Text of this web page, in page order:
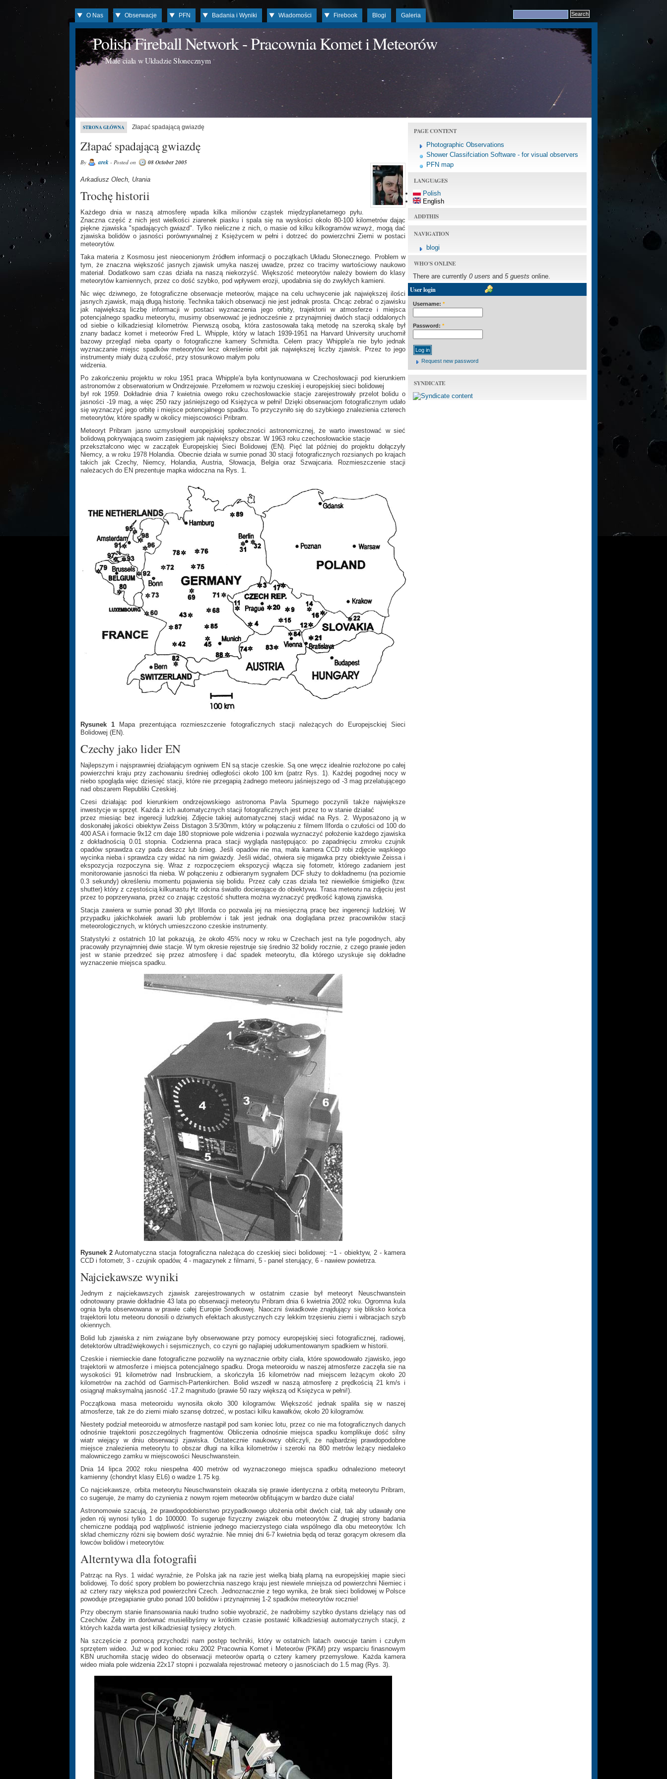
O Nas Obserwacje PFN Badania i Wyniki Wiadomości Firebook Blogi Galeria
Polish Fireball Network - Pracownia Komet i Meteorów
Małe ciała w Układzie Słonecznym
STRONA GŁÓWNA Złapać spadającą gwiazdę
Złapać spadającą gwiazdę
By arek - Posted on 08 October 2005
Arkadiusz Olech, Urania
Trochę historii
Każdego dnia w naszą atmosferę wpada kilka milionów cząstek międzyplanetarnego pyłu.
Znaczna część z nich jest wielkości ziarenek piasku i spala się na wyskości okolo 80-100 kilometrów dając
piękne zjawiska "spadających gwiazd". Tylko nieliczne z nich, o masie od kilku kilkogramów wzwyż, mogą dać
zjawiska bolidów o jasności porównywnalnej z Księżycem w pełni i dotrzeć do powierzchni Ziemi w postaci
meteorytów.
Taka materia z Kosmosu jest nieocenionym źródłem informacji o początkach Układu Słonecznego. Problem w
tym, że znaczna większość jasnych zjawisk umyka naszej uwadze, przez co tracimy wartościowy naukowo
materiał. Dodatkowo sam czas działa na naszą niekorzyść. Większość meteorytów należy bowiem do klasy
meteorytów kamiennych, przez co dość szybko, pod wpływem erozji, upodabnia się do zwykłych kamieni.
Nic więc dziwnego, że fotograficzne obserwacje meteorów, mające na celu uchwycenie jak największej ilości
jasnych zjawisk, mają długą historię. Technika takich obserwacji nie jest jednak prosta. Chcąc zebrać o zjawisku
jak największą liczbę informacji w postaci wyznaczenia jego orbity, trajektorii w atmosferze i miejsca
potencjalnego spadku meteorytu, musimy obserwować je jednocześnie z przynajmniej dwóch stacji oddalonych
od siebie o kilkadziesiąt kilometrów. Pierwszą osobą, która zastosowała taką metodę na szeroką skalę był
znany badacz komet i meteorów Fred L. Whipple, który w latach 1939-1951 na Harvard University uruchomił
bazowy przegląd nieba oparty o fotograficzne kamery Schmidta. Celem pracy Whipple'a nie było jednak
wyznaczanie miejsc spadków meteorytów lecz określenie orbit jak największej liczby zjawisk. Przez to jego
instrumenty miały dużą czułość, przy stosunkowo małym polu
widzenia.
Po zakończeniu projektu w roku 1951 praca Whipple'a była kontynuowana w Czechosłowacji pod kierunkiem
astronomów z obserwatorium w Ondrzejowie. Przełomem w rozwoju czeskiej i europejskiej sieci bolidowej
był rok 1959. Dokładnie dnia 7 kwietnia owego roku czechosłowackie stacje zarejestrowały przelot bolidu o
jasności -19 mag, a więc 250 razy jaśniejszego od Księżyca w pełni! Dzięki obserwacjom fotograficznym udało
się wyznaczyć jego orbitę i miejsce potencjalnego spadku. To przyczyniło się do szybkiego znalezienia czterech
meteorytów, które spadły w okolicy miejscowości Pribram.
Meteoryt Pribram jasno uzmysłowił europejskiej społeczności astronomicznej, że warto inwestować w sieć
bolidową pokrywającą swoim zasięgiem jak największy obszar. W 1963 roku czechosłowackie stacje
przekształcono więc w zaczątek Europejskiej Sieci Bolidowej (EN). Pięć lat później do projektu dołączyły
Niemcy, a w roku 1978 Holandia. Obecnie działa w sumie ponad 30 stacji fotograficznych rozsianych po krajach
takich jak Czechy, Niemcy, Holandia, Austria, Słowacja, Belgia oraz Szwajcaria. Rozmieszczenie stacji
należacych do EN prezentuje mapka widoczna na Rys. 1.
Rysunek 1 Mapa prezentująca rozmieszczenie fotograficznych stacji należących do Europejsckiej Sieci
Bolidowej (EN).
Czechy jako lider EN
Najlepszym i najsprawniej działającym ogniwem EN są stacje czeskie. Są one wręcz idealnie rozłożone po całej
powierzchni kraju przy zachowaniu średniej odległości około 100 km (patrz Rys. 1). Każdej pogodnej nocy w
niebo spogląda więc dziesięć stacji, które nie przegapią żadnego meteoru jaśniejszego od -3 mag przelatującego
nad obszarem Republiki Czeskiej.
Czesi działając pod kierunkiem ondrzejowskiego astronoma Pavla Spurnego poczynili także największe
inwestycje w sprzęt. Każda z ich automatycznych stacji fotograficznych jest przez to w stanie działać
przez miesiąc bez ingerecji ludzkiej. Zdjęcie takiej automatycznej stacji widać na Rys. 2. Wyposażono ją w
doskonałej jakości obiektyw Zeiss Distagon 3.5/30mm, który w połączeniu z filmem Ilforda o czułości od 100 do
400 ASA i formacie 9x12 cm daje 180 stopniowe pole widzenia i pozwala wyznaczyć położenie każdego zjawiska
z dokładnością 0.01 stopnia. Codzienna praca stacji wygląda następująco: po zapadnięciu zmroku czujnik
opadów sprawdza czy pada deszcz lub śnieg. Jeśli opadów nie ma, mała kamera CCD robi zdjęcie wąskiego
wycinka nieba i sprawdza czy widać na nim gwiazdy. Jeśli widać, otwiera się migawka przy obiektywie Zeissa i
ekspozycja rozpoczyna się. Wraz z rozpoczęciem ekspozycji włącza się fotometr, którego zadaniem jest
monitorowanie jasności tła nieba. W połączeniu z odbieranym sygnałem DCF służy to dokładnemu (na poziomie
0.3 sekundy) określeniu momentu pojawienia się bolidu. Przez cały czas działa też niewielkie śmigiełko (tzw.
shutter) który z częstością kilkunastu Hz odcina światło docierające do obiektywu. Trasa meteoru na zdjęciu jest
przez to poprzerywana, przez co znając częstość shuttera można wyznaczyć prędkość kątową zjawiska.
Stacja zawiera w sumie ponad 30 płyt Ilforda co pozwala jej na miesięczną pracę bez ingerencji ludzkiej. W
przypadku jakichkolwiek awarii lub problemów i tak jest jednak ona doglądana przez pracowników stacji
meteorologicznych, w których umieszczono czeskie instrumenty.
Statystyki z ostatnich 10 lat pokazują, że około 45% nocy w roku w Czechach jest na tyle pogodnych, aby
pracowały przynajmniej dwie stacje. W tym okresie rejestruje się średnio 32 bolidy rocznie, z czego prawie jeden
jest w stanie przedrzeć się przez atmosferę i dać spadek meteorytu, dla którego uzyskuje się dokładne
wyznaczenie miejsca spadku.
Rysunek 2 Automatyczna stacja fotograficzna należąca do czeskiej sieci bolidowej: ~1 - obiektyw, 2 - kamera
CCD i fotometr, 3 - czujnik opadów, 4 - magazynek z filmami, 5 - panel sterujący, 6 - nawiew powietrza.
Najciekawsze wyniki
Jednym z najciekawszych zjawisk zarejestrowanych w ostatnim czasie był meteoryt Neuschwanstein
odnotowany prawie dokładnie 43 lata po obserwacji meteorytu Pribram dnia 6 kwietnia 2002 roku. Ogromna kula
ognia była obserwowana w prawie całej Europie Środkowej. Naoczni świadkowie znajdujący się bliksko końca
trajektorii lotu meteoru donosili o dziwnych efektach akustycznych czy lekkim trzęsieniu ziemi i wibracjach szyb
okiennych.
Bolid lub zjawiska z nim związane były obserwowane przy pomocy europejskiej sieci fotograficznej, radiowej,
detektorów ultradźwiękowych i sejsmicznych, co czyni go najlapiej udokumentowanym spadkiem w historii.
Czeskie i niemieckie dane fotograficzne pozwoliły na wyznacznie orbity ciała, które spowodowało zjawisko, jego
trajektorii w atmosferze i miejsca potencjalnego spadku. Droga meteoroidu w naszej atmosferze zaczęła sie na
wysokości 91 kilometrów nad Insbruckiem, a skończyła 16 kilometrów nad miejscem leżącym około 20
kilometrów na zachód od Garmisch-Partenkirchen. Bolid wszedł w naszą atmosferę z prędkością 21 km/s i
osiągnął maksymalną jasność -17.2 magnitudo (prawie 50 razy większą od Księżyca w pełni!).
Początkowa masa meteoroidu wynosiła około 300 kilogramów. Większość jednak spaliła się w naszej
atmosferze, tak że do ziemi miało szansę dotrzeć, w postaci kilku kawałków, około 20 kilogramów.
Niestety podział meteoroidu w atmosferze nastąpił pod sam koniec lotu, przez co nie ma fotograficznych danych
odnośnie trajektorii poszczególnych fragmentów. Obliczenia odnośnie miejsca spadku komplikuje dość silny
wiatr wiejący w dniu obserwacji zjawiska. Ostatecznie naukowcy obliczyli, że najbardziej prawdopodobne
miejsce znalezienia meteorytu to obszar długi na kilka kilometrów i szeroki na 800 metrów leżący niedaleko
malowniczego zamku w miejscowości Neuschwanstein.
Dnia 14 lipca 2002 roku niespełna 400 metrów od wyznaczonego miejsca spadku odnaleziono meteoryt
kamienny (chondryt klasy EL6) o wadze 1.75 kg.
Co najciekawsze, orbita meteorytu Neuschwanstein okazała się prawie identyczna z orbitą meteorytu Pribram,
co sugeruje, że mamy do czynienia z nowym rojem meteorów obfitującym w bardzo duże ciała!
Astronomowie szacują, że prawdopodobienstwo przypadkowego ułożenia orbit dwóch ciał, tak aby udawały one
jeden rój wynosi tylko 1 do 100000. To sugeruje fizyczny związek obu meteorytów. Z drugiej strony badania
chemiczne poddają pod wątpliwość istnienie jednego macierzystego ciała wspólnego dla obu meteorytów. Ich
skład chemiczny różni się bowiem dość wyraźnie. Nie mniej dni 6-7 kwietnia będą od teraz gorącym okresem dla
łowców bolidów i meteorytów.
Alterntywa dla fotografii
Patrząc na Rys. 1 widać wyraźnie, że Polska jak na razie jest wielką białą plamą na europejskiej mapie sieci
bolidowej. To dość spory problem bo powierzchnia naszego kraju jest niewiele mniejsza od powierzchni Niemiec i
aż cztery razy większa pod powierzchni Czech. Jednoznacznie z tego wynika, że brak sieci bolidowej w Polsce
powoduje przegapianie grubo ponad 100 bolidów i przynajmniej 1-2 spadków meteorytów rocznie!
Przy obecnym stanie finansowania nauki trudno sobie wyobrazić, że nadrobimy szybko dystans dzielący nas od
Czechów. Żeby im dorównać musielibyśmy w krótkim czasie postawić kilkadziesiąt automatycznych stacji, z
których każda warta jest kilkadziesiąt tysięcy złotych.
Na szczęście z pomocą przychodzi nam postęp techniki, który w ostatnich latach owocuje tanim i czułym
sprzętem wideo. Już w pod koniec roku 2002 Pracownia Komet i Meteorów (PKiM) przy wsparciu finasnowym
KBN uruchomiła stację wideo do obserwacji meteorów opartą o cztery kamery przemysłowe. Każda kamera
wideo miała pole widzenia 22x17 stopni i pozwalała rejestrować meteory o jasnościach do 1.5 mag (Rys. 3).
PAGE CONTENT
Photographic Observations
Shower Classifciation Software - for visual observers
PFN map
LANGUAGES
Polish
English
ADDTHIS
NAVIGATION
blogi
WHO'S ONLINE
There are currently 0 users and 5 guests online.
User login
Username: *
Password: *
Request new password
SYNDICATE